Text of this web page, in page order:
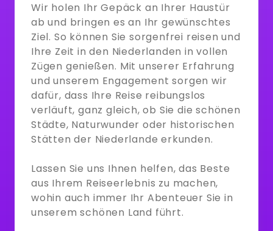
Wir holen Ihr Gepäck an Ihrer Haustür
ab und bringen es an Ihr gewünschtes
Ziel. So können Sie sorgenfrei reisen und
Ihre Zeit in den Niederlanden in vollen
Zügen genießen. Mit unserer Erfahrung
und unserem Engagement sorgen wir
dafür, dass Ihre Reise reibungslos
verläuft, ganz gleich, ob Sie die schönen
Städte, Naturwunder oder historischen
Stätten der Niederlande erkunden.
Lassen Sie uns Ihnen helfen, das Beste
aus Ihrem Reiseerlebnis zu machen,
wohin auch immer Ihr Abenteuer Sie in
unserem schönen Land führt.